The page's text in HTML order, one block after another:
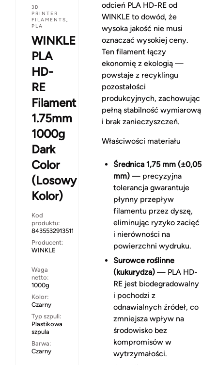
3D
PRINTER
FILAMENTS,
PLA
WINKLE
PLA
HD-
RE
Filament
1.75mm
1000g
Dark
Color
(Losowy
Kolor)
Kod
produktu:
8435532913511
Producent:
WINKLE
Waga
netto:
1000g
Kolor:
Czarny
Typ szpuli:
Plastikowa
szpula
Barwa:
Czarny
odcień PLA HD-RE od
WINKLE to dowód, że
wysoka jakość nie musi
oznaczać wysokiej ceny.
Ten filament łączy
ekonomię z ekologią —
powstaje z recyklingu
pozostałości
produkcyjnych, zachowując
pełną stabilność wymiarową
i brak zanieczyszczeń.
Właściwości materiału
Średnica 1,75 mm (±0,05
mm)— precyzyjna
tolerancja gwarantuje
płynny przepływ
filamentu przez dyszę,
eliminując ryzyko zacięć
i nierówności na
powierzchni wydruku.
Surowce roślinne
(kukurydza)— PLA HD-
RE jest biodegradowalny
i pochodzi z
odnawialnych źródeł, co
zmniejsza wpływ na
środowisko bez
kompromisów w
wytrzymałości.